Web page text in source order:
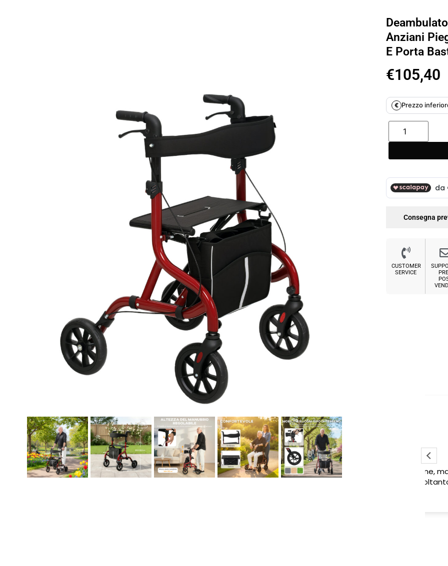
Anziani
E Porta
€105,40
€ Prezzo
Consegna
CUSTOMER
SERVICE
2 settimane fa
Pessima esperienza.
Ho acquistato due poltrone, ma